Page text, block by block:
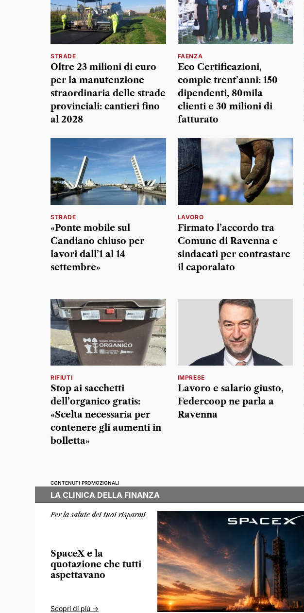
STRADE
Oltre 23 milioni di euro
per la manutenzione
straordinaria delle strade
provinciali: cantieri fino
al 2028
FAENZA
Eco Certificazioni,
compie trent’anni: 150
dipendenti, 80mila
clienti e 30 milioni di
fatturato
STRADE
«Ponte mobile sul
Candiano chiuso per
lavori dall’1 al 14
settembre»
LAVORO
Firmato l’accordo tra
Comune di Ravenna e
sindacati per contrastare
il caporalato
RIFIUTI
Stop ai sacchetti
dell’organico gratis:
«Scelta necessaria per
contenere gli aumenti in
bolletta»
IMPRESE
Lavoro e salario giusto,
Federcoop ne parla a
Ravenna
CONTENUTI PROMOZIONALI
LA CLINICA DELLA FINANZA
Per la salute dei tuoi risparmi
SpaceX e la
quotazione che tutti
aspettavano
Scopri di più ->